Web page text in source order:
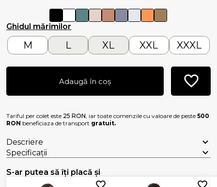
Ghidul mărimilor
M L XL XXL XXXL
Adaugă în coș
Tariful per colet este 25 RON, iar toate comenzile cu valoare de peste500
RON beneficiaza de transport gratuit.
Descriere
Specificații
S-ar putea să îți placă și